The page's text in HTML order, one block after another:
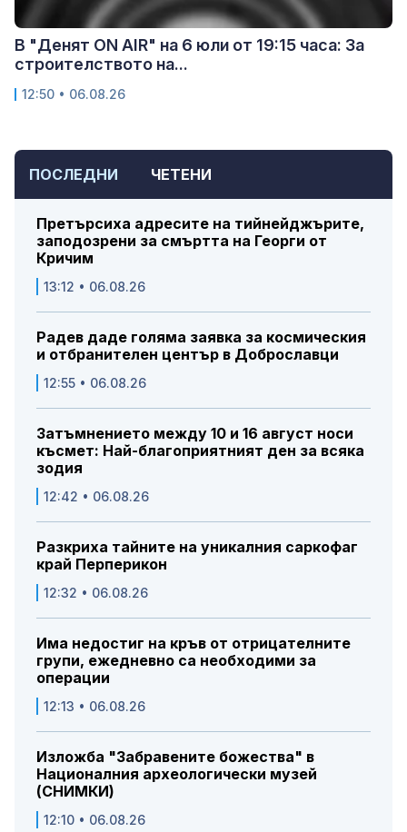
ПОСЛЕДНИ ЧЕТЕНИ
Претърсиха адресите на тийнейджърите,
заподозрени за смъртта на Георги от
Кричим
13:12 • 06.08.26
Радев даде голяма заявка за космическия
и отбранителен център в Доброславци
12:55 • 06.08.26
Затъмнението между 10 и 16 август носи
късмет: Най-благоприятният ден за всяка
зодия
12:42 • 06.08.26
Разкриха тайните на уникалния саркофаг
край Перперикон
12:32 • 06.08.26
Има недостиг на кръв от отрицателните
групи, ежедневно са необходими за
операции
12:13 • 06.08.26
Изложба "Забравените божества" в
Националния археологически музей
(СНИМКИ)
12:10 • 06.08.26
В "Денят ON AIR" на 6 юли от 19:15 часа: За
строителството на...
12:50 • 06.08.26